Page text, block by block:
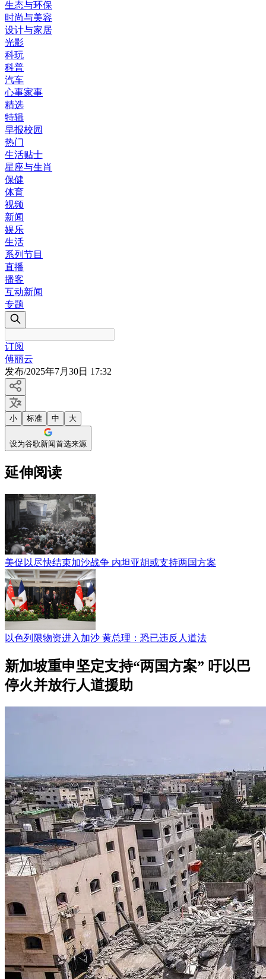
生态与环保
时尚与美容
设计与家居
光影
科玩
科普
汽车
心事家事
精选
特辑
早报校园
热门
生活贴士
星座与生肖
保健
体育
视频
新闻
娱乐
生活
系列节目
直播
播客
互动新闻
专题
订阅
傅丽云
发布/2025年7月30日 17:32
小 标准 中 大
设为谷歌新闻首选来源
延伸阅读
美促以尽快结束加沙战争 内坦亚胡或支持两国方案
以色列限物资进入加沙 黄总理：恐已违反人道法
新加坡重申坚定支持“两国方案” 吁以巴
停火并放行人道援助